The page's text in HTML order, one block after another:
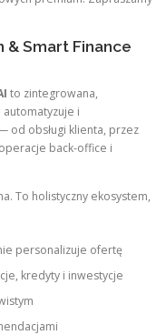
& Smart Finance
to zintegrowana,
i
od obsługi klienta, przez
back-office i
To holistyczny ekosystem,
personalizuje ofertę
kredyty i inwestycje